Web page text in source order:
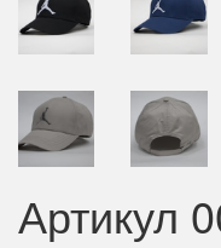
Артикул